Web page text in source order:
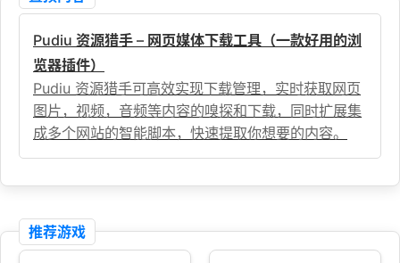
Pudiu 资源猎手 – 网页媒体下载工具（一款好用的浏
览器插件）
Pudiu 资源猎手可高效实现下载管理，实时获取网页
图片，视频，音频等内容的嗅探和下载，同时扩展集
成多个网站的智能脚本，快速提取你想要的内容。
推荐游戏